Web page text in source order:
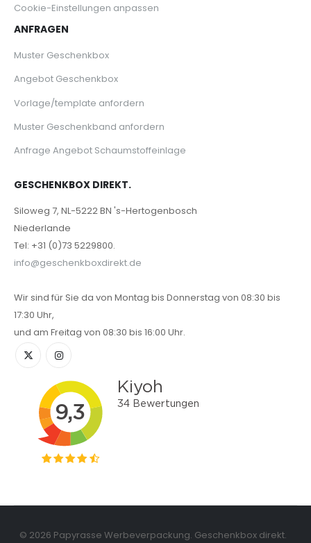
Cookie-Einstellungen anpassen
ANFRAGEN
Muster Geschenkbox
Angebot Geschenkbox
Vorlage/template anfordern
Muster Geschenkband anfordern
Anfrage Angebot Schaumstoffeinlage
GESCHENKBOX DIREKT.
Siloweg 7, NL-5222 BN 's-Hertogenbosch
Niederlande
Tel: +31 (0)73 5229800.
info@geschenkboxdirekt.de
Wir sind für Sie da von Montag bis Donnerstag von 08:30 bis
17:30 Uhr,
und am Freitag von 08:30 bis 16:00 Uhr.
© 2026 Papyrasse Werbeverpackung. Geschenkbox direkt.